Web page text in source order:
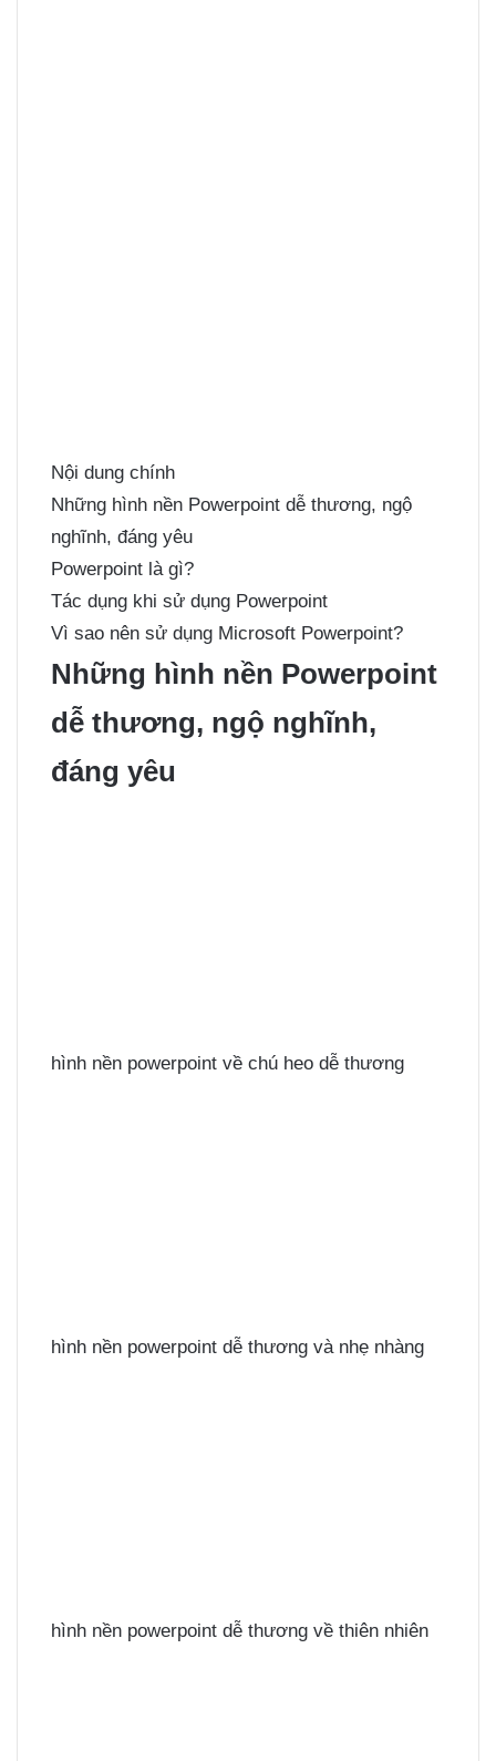
Nội dung chính
Những hình nền Powerpoint dễ thương, ngộ
nghĩnh, đáng yêu
Powerpoint là gì?
Tác dụng khi sử dụng Powerpoint
Vì sao nên sử dụng Microsoft Powerpoint?
Những hình nền Powerpoint
dễ thương, ngộ nghĩnh,
đáng yêu
hình nền powerpoint về chú heo dễ thương
hình nền powerpoint dễ thương và nhẹ nhàng
hình nền powerpoint dễ thương về thiên nhiên